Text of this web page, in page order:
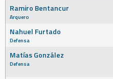
Ramiro Bentancur
Arquero
Nahuel Furtado
Defensa
Matías González
Defensa